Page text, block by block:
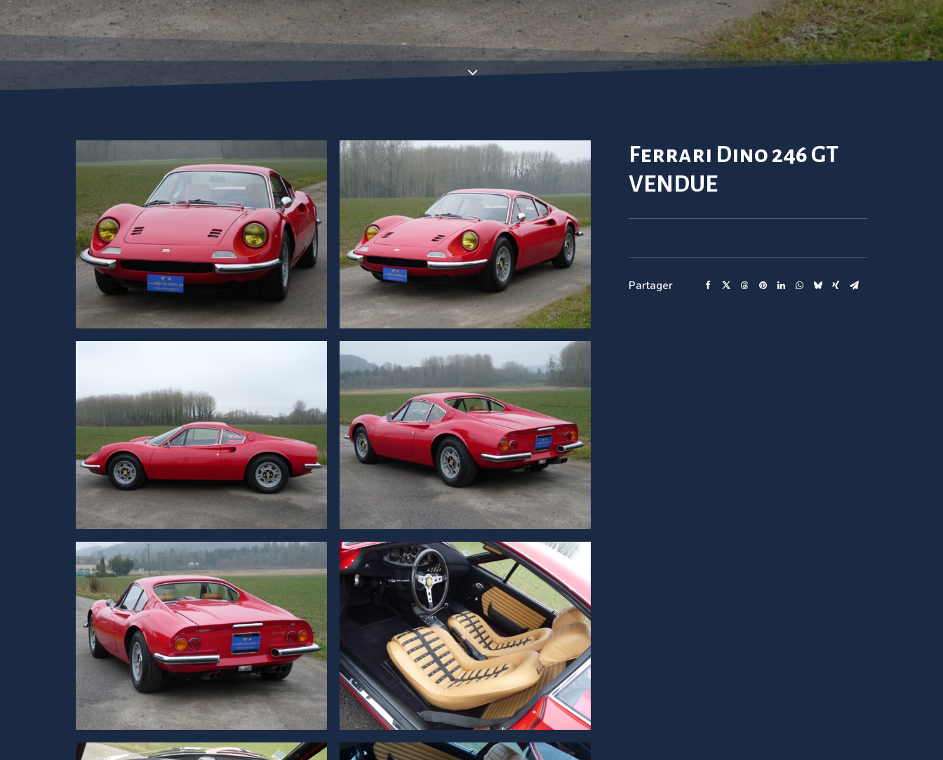
Ferrari Dino 246 GT
VENDUE
Partager